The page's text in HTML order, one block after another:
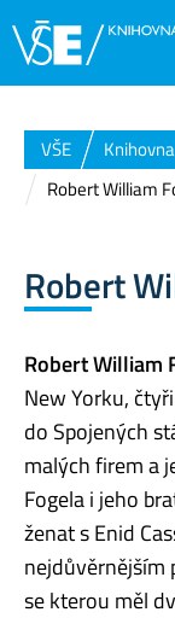
VŠE Knihovna
Robert William
Robert
Robert William
New Yorku,
do Spojených
malých firem a
Fogela i jeho
ženat s Enid
nejdůvěrnějším
se kterou měl